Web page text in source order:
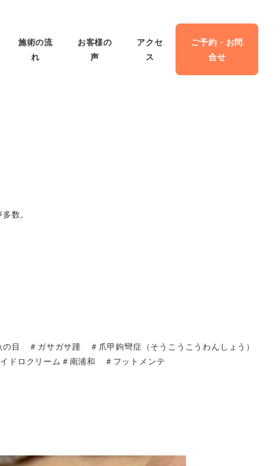
施術の流
れ
お客様の
声
アクセ
ス
ご予約・お問
合せ
数。
＃ガサガサ踵 ＃爪甲鉤彎症（そうこうこうわんしょう）
ロクリーム＃南浦和 ＃フットメンテ